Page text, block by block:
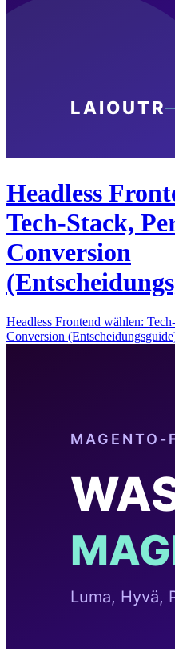
Headless
Tech-Stack,
Conversion
Headless Frontend wählen:
Conversion